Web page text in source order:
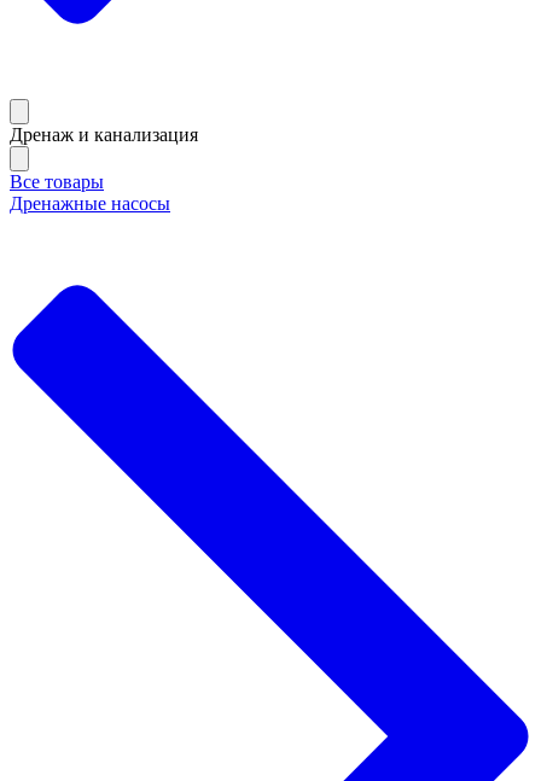
Дренаж и канализация
Все товары
Дренажные насосы